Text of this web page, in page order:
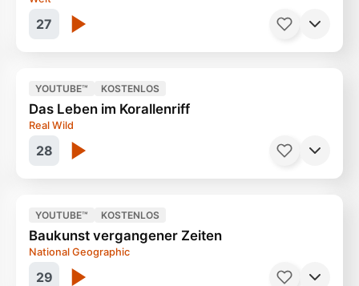
27
Monster der Tiefsee
28
YOUTUBE™ KOSTENLOS
Das Leben im Korallenriff
Real Wild
Eines der letzten
29
YOUTUBE™ KOSTENLOS
Baukunst vergangener Zeiten
National Geographic